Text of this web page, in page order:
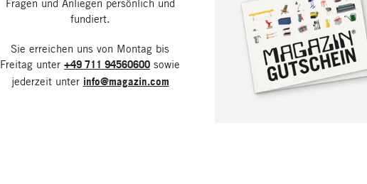
Fragen und Anliegen persönlich und
fundiert.
Sie erreichen uns von Montag bis
Freitag unter +49 711 94560600 sowie
jederzeit unter info@magazin.com